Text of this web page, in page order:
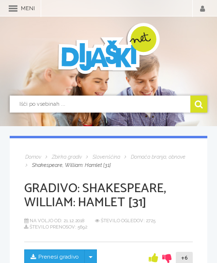
MENI
Domov Zbirka gradiv Slovenščina
Domača branja, obnove
Shakespeare, William: Hamlet [31]
GRADIVO:SHAKESPEARE,
WILLIAM: HAMLET [31]
NA VOLJO OD: 21.12.2018
ŠTEVILO OGLEDOV: 2725
ŠTEVILO PRENOSOV: 5692
Prenesi gradivo Skrij/prikaži meni +6